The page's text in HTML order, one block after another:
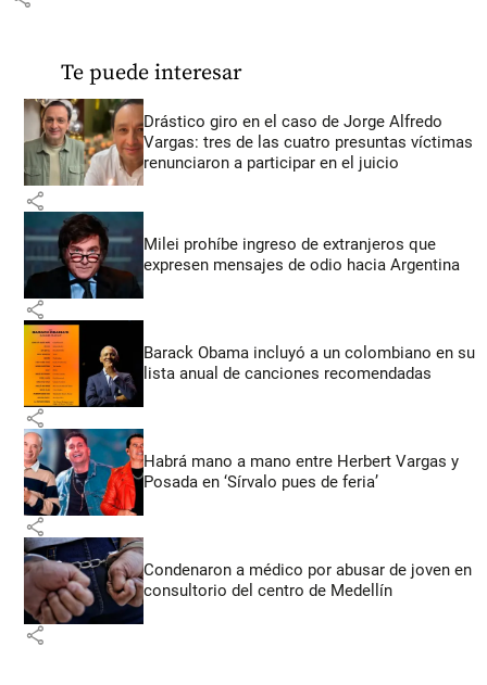
Te puede interesar
Drástico giro en el caso de Jorge Alfredo
Vargas: tres de las cuatro presuntas víctimas
renunciaron a participar en el juicio
share
Milei prohíbe ingreso de extranjeros que
expresen mensajes de odio hacia Argentina
share
Barack Obama incluyó a un colombiano en su
lista anual de canciones recomendadas
share
Habrá mano a mano entre Herbert Vargas y
Posada en ‘Sírvalo pues de feria’
share
Condenaron a médico por abusar de joven en
consultorio del centro de Medellín
share